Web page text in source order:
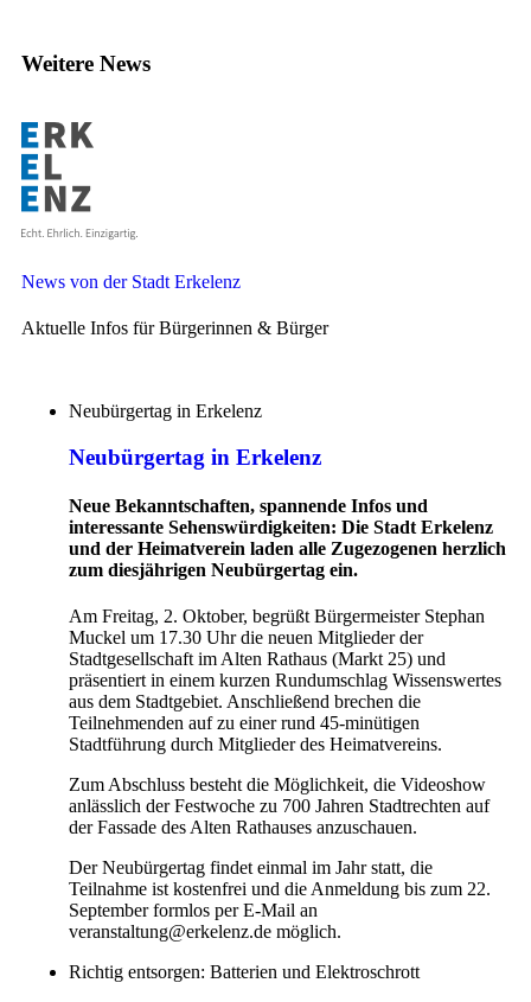
Weitere News
News von der Stadt Erkelenz
Aktuelle Infos für Bürgerinnen & Bürger
Neubürgertag in Erkelenz
Neubürgertag in Erkelenz
Neue Bekanntschaften, spannende Infos und
interessante Sehenswürdigkeiten: Die Stadt Erkelenz
und der Heimatverein laden alle Zugezogenen herzlich
zum diesjährigen Neubürgertag ein.
Am Freitag, 2. Oktober, begrüßt Bürgermeister Stephan
Muckel um 17.30 Uhr die neuen Mitglieder der
Stadtgesellschaft im Alten Rathaus (Markt 25) und
präsentiert in einem kurzen Rundumschlag Wissenswertes
aus dem Stadtgebiet. Anschließend brechen die
Teilnehmenden auf zu einer rund 45-minütigen
Stadtführung durch Mitglieder des Heimatvereins.
Zum Abschluss besteht die Möglichkeit, die Videoshow
anlässlich der Festwoche zu 700 Jahren Stadtrechten auf
der Fassade des Alten Rathauses anzuschauen.
Der Neubürgertag findet einmal im Jahr statt, die
Teilnahme ist kostenfrei und die Anmeldung bis zum 22.
September formlos per E-Mail an
veranstaltung@erkelenz.de möglich.
Richtig entsorgen: Batterien und Elektroschrott